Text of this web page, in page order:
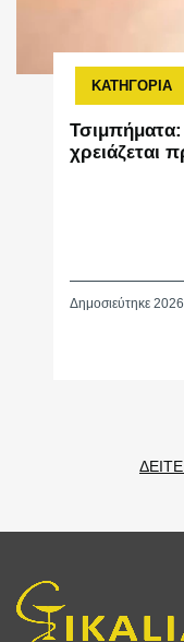
ΚΑΤΗΓΟΡΙΑ
χρειάζεται
Δημοσιεύτηκε